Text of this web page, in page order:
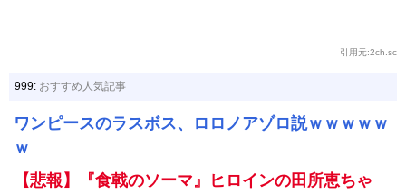
引用元:2ch.sc
999: おすすめ人気記事
ワンピースのラスボス、ロロノアゾロ説ｗｗｗｗｗ
ｗ
【悲報】『食戟のソーマ』ヒロインの田所恵ちゃ